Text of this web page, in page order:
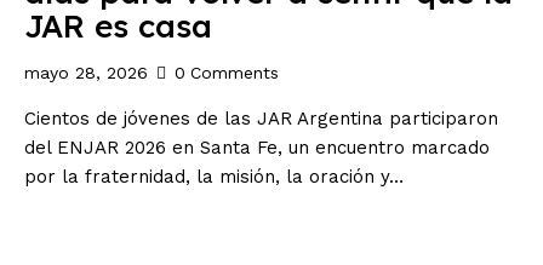
JAR es casa
mayo 28, 2026 0 Comments
Cientos de jóvenes de las JAR Argentina participaron
del ENJAR 2026 en Santa Fe, un encuentro marcado
por la fraternidad, la misión, la oración y…